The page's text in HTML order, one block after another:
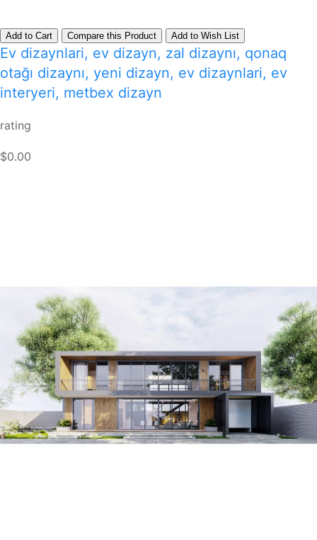
Add to Cart Compare this Product Add to Wish List
Ev dizaynlari, ev dizayn, zal dizaynı, qonaq
otağı dizaynı, yeni dizayn, ev dizaynlari, ev
interyeri, metbex dizayn
rating
$0.00